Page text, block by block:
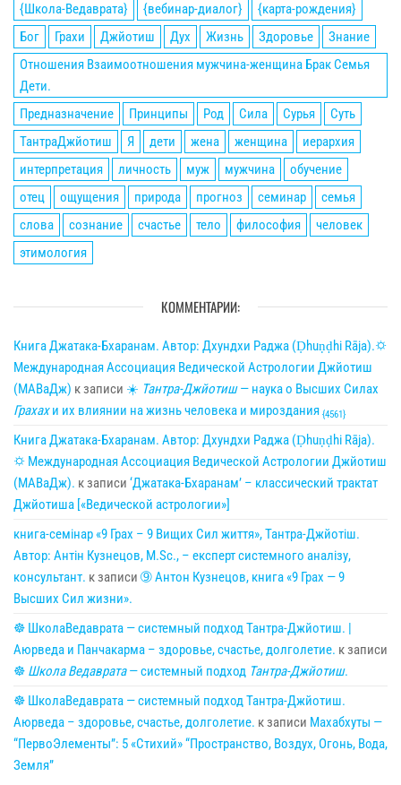
{Школа-Ведаврата}
{вебинар-диалог}
{карта-рождения}
Бог
Грахи Джйотиш Дух Жизнь Здоровье
Знание
Отношения Взаимоотношения мужчина-женщина Брак Семья
Дети.
Предназначение
Принципы Род Сила Сурья
Суть
ТантраДжйотиш
Я дети жена женщина
иерархия
интерпретация
личность муж мужчина
обучение
отец
ощущения природа прогноз семинар
семья
слова
сознание счастье тело философия
человек
этимология
КОММЕНТАРИИ:
Книга Джатака-Бхаранам. Автор: Дхундхи Раджа (Ḍhuṇḍhi Rāja).🌣
Международная Ассоциация Ведической Астрологии Джйотиш
(МАВаДж) к записи ☀ Тантра-Джйотиш— наука о Высших Силах
Грахахи их влиянии на жизнь человека и мироздания {4561}
Книга Джатака-Бхаранам. Автор: Дхундхи Раджа (Ḍhuṇḍhi Rāja).
🌣 Международная Ассоциация Ведической Астрологии Джйотиш
(МАВаДж). к записи ‘Джатака-Бхаранам’ – классический трактат
Джйотиша [«Ведической астрологии»]
книга-семінар «9 Грах – 9 Вищих Сил життя», Тантра-Джйотіш.
Автор: Антін Кузнецов, M.Sc., – експерт системного аналізу,
консультант. к записи ➈ Антон Кузнецов, книга «9 Грах — 9
Высших Сил жизни».
☸ ШколаВедаврата — системный подход Тантра-Джйотиш. |
Аюрведа и Панчакарма – здоровье, счастье, долголетие. к записи
☸ Школа Ведаврата— системный подход Тантра-Джйотиш.
☸ ШколаВедаврата — системный подход Тантра-Джйотиш.
Аюрведа – здоровье, счастье, долголетие. к записи Махабхуты —
“ПервоЭлементы”: 5 «Стихий» “Пространство, Воздух, Огонь, Вода,
Земля”